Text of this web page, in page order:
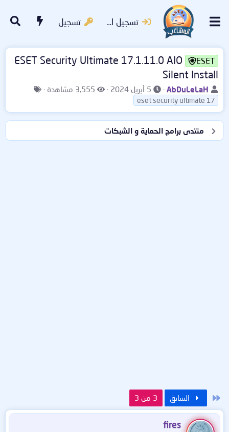
تسجيل الدخول تسجيل
ESET
ESET Security Ultimate 17.1.11.0 AIO
Silent Install
ب
ا
د
ئ
ل
AbDuLeLaH
ت
ا
ر
ي
خ
ا
5 أبريل 2024
ا
م
ش
ه
3,555 مشاهدة
ا
و
س
م
eset security ultimate 17
منتدى برامج الحماية و الشبكات
الأول السابق 3 من 3
fires